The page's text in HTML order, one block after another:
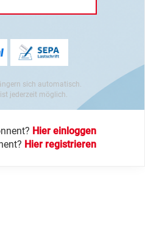
sich automatisch.
jederzeit möglich.
Hier einloggen
Hier registrieren